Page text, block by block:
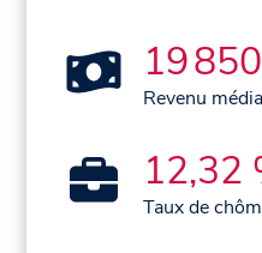
19
Revenu
12,32
Taux de